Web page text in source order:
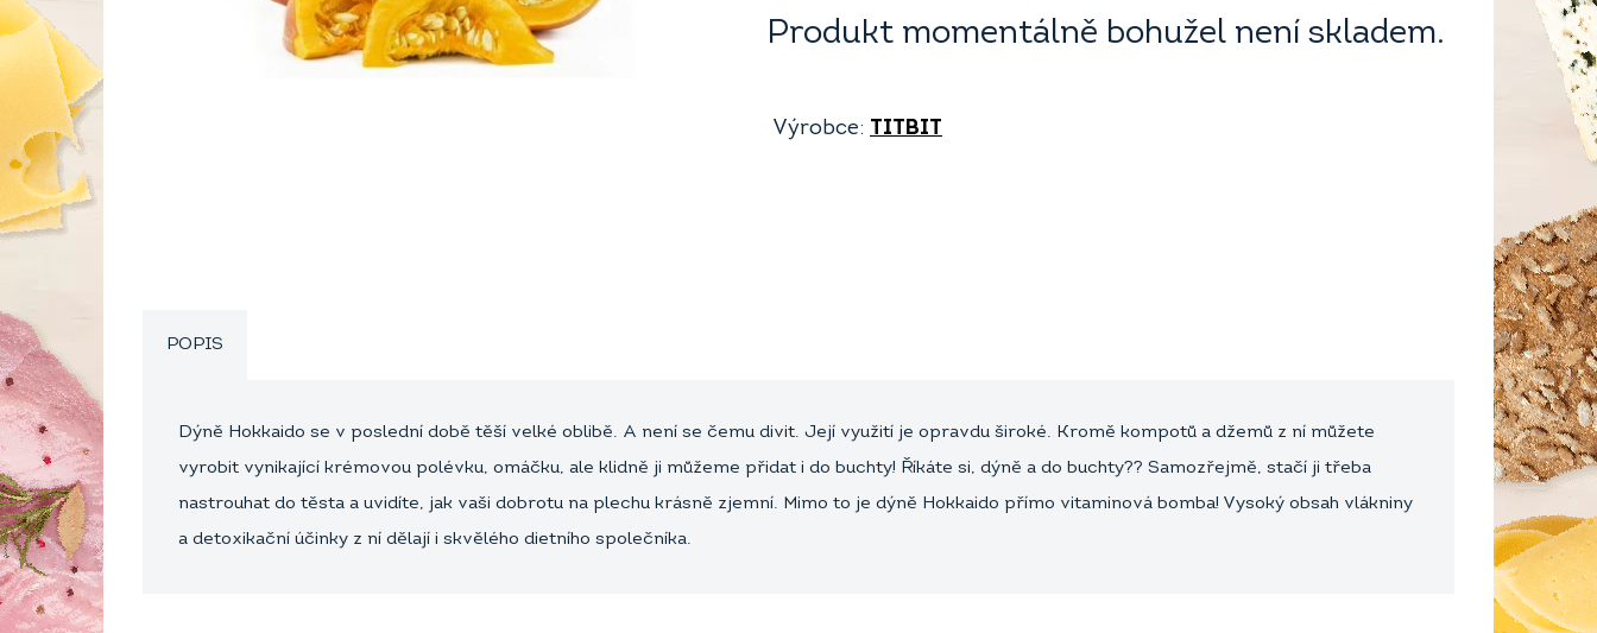
Produkt momentálně bohužel není skladem.
Výrobce: TITBIT
POPIS
Dýně Hokkaido se v poslední době těší velké oblibě. A není se čemu divit. Její využití je opravdu široké. Kromě kompotů a džemů z ní můžete
vyrobit vynikající krémovou polévku, omáčku, ale klidně ji můžeme přidat i do buchty! Říkáte si, dýně a do buchty?? Samozřejmě, stačí ji třeba
nastrouhat do těsta a uvidíte, jak vaši dobrotu na plechu krásně zjemní. Mimo to je dýně Hokkaido přímo vitaminová bomba! Vysoký obsah vlákniny
a detoxikační účinky z ní dělají i skvělého dietního společníka.